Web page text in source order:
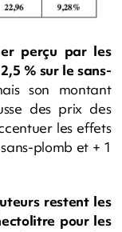
perçu par les
% sur le sans-
son montant
des prix des
les effets
plomb et + 1
restent les
pour les